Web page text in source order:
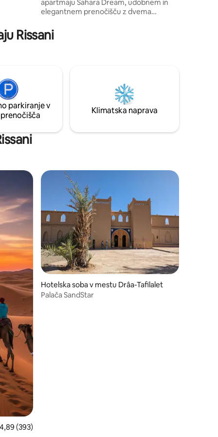
apartmaju Sahara Dream, udobnem in
elegantnem prenočišču z dvema
prijatelje ali pare. Uživajte v svetlem
bivalnem prostoru, popolnoma
sandboarding, vožnja s štirikolesniki,
ogledi z buggyji ter nepozabni trenutki
ob sončnem zahodu in sončnem vzhodu.
Rissani
parkiranje v
Klimatska naprava
ocena: 4,89 od 5, št. mnenj: 393
4,89 (393)
Hotelska soba v mestu Drâa-Tafilalet
Palača SandStar